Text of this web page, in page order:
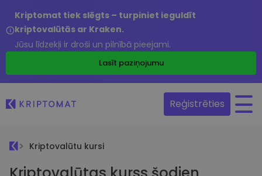
Kriptomat tiek slēgts – turpiniet ieguldīt
kriptovalūtās ar Kraken.
Jūsu līdzekļi ir droši un pilnībā pieejami.
Lasīt paziņojumu
Reģistrēties
Kriptovalūtu kursi